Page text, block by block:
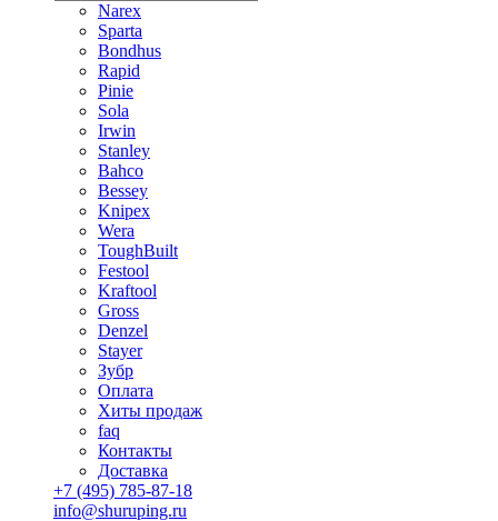
Narex
Sparta
Bondhus
Rapid
Pinie
Sola
Irwin
Stanley
Bahco
Bessey
Knipex
Wera
ToughBuilt
Festool
Kraftool
Gross
Denzel
Stayer
Зубр
Оплата
Хиты продаж
faq
Контакты
Доставка
+7 (495) 785-87-18
info@shuruping.ru